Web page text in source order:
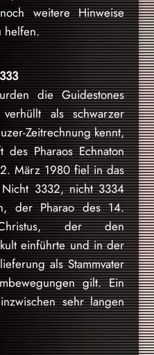
weitere Hinweise
helfen.
die Guidestones
als schwarzer
Zeitrechnung kennt,
Pharaos Echnaton
März 1980 fiel in das
Nicht 3332, nicht 3334
der Pharao des 14.
der den
einführte und in der
als Stammvater
gilt. Ein
sehr langen